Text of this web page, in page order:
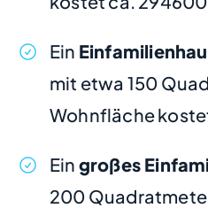
Ein
mit etwa 150
Wohnfläche
Ein großes
200